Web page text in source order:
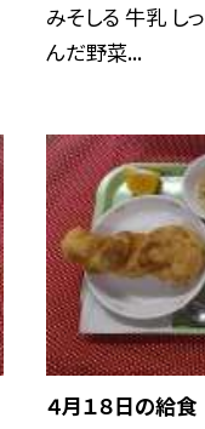
みそしる 牛乳 し
んだ野菜...
４月１８日の給食